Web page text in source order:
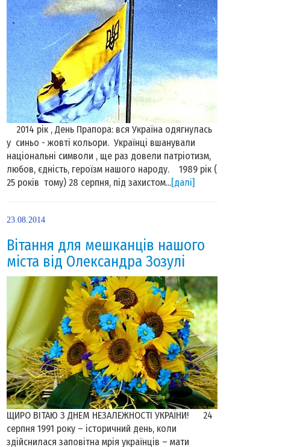
2014 рік , День Прапора: вся Україна одягнулась
у синьо - жовті кольори. Українці вшанували
національні символи , ще раз довели патріотизм,
любов, єдність, героїзм нашого народу. 1989 рік (
25 років тому) 28 серпня, під захистом...[далі]
23.08.2014
Вітання для мешканців нашого
міста від Олександра Зозулі
ЩИРО ВІТАЮ З ДНЕМ НЕЗАЛЕЖНОСТІ УКРАЇНИ! 24
серпня 1991 року – історичний день, коли
здійснилася заповітна мрія українців – мати